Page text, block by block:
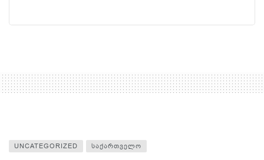
UNCATEGORIZED ᲡᲐᲥᲐᲠᲗᲕᲔᲚᲝ